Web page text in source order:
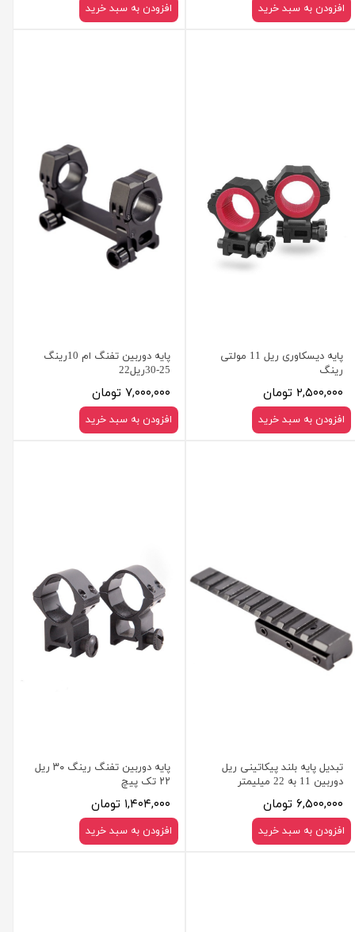
افزودن به سبد خرید افزودن به سبد خرید
پایه دیسکاوری ریل 11 مولتی
رینگ
۲,۵۰۰,۰۰۰ تومان
افزودن به سبد خرید
پایه دوربین تفنگ ام 10رینگ
25-30ریل22
۷,۰۰۰,۰۰۰ تومان
افزودن به سبد خرید
تبدیل پایه بلند پیکاتینی ریل
دوربین 11 به 22 میلیمتر
۶,۵۰۰,۰۰۰ تومان
افزودن به سبد خرید
پایه دوربین تفنگ رینگ ۳۰ ریل
۲۲ تک پیچ
۱,۴۰۴,۰۰۰ تومان
افزودن به سبد خرید